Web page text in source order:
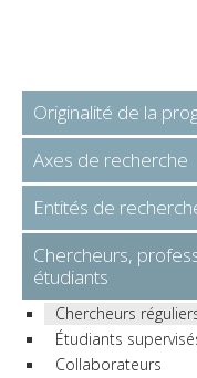
Originalité de la
Axes de recherche
Entités de
Chercheurs,
étudiants
Chercheurs
Étudiants
Collaborateurs